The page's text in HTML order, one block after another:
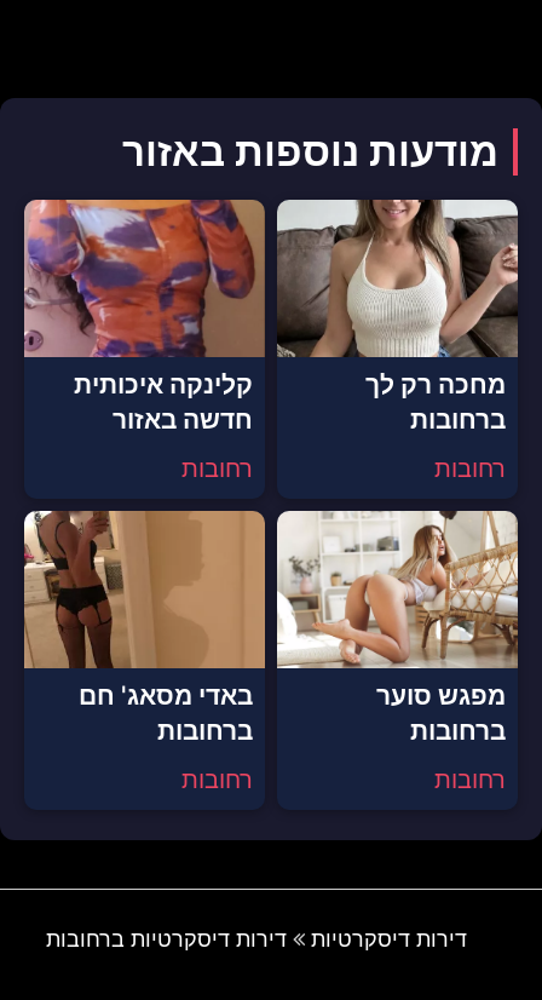
מודעות נוספות באזור
מחכה רק לך
ברחובות
רחובות
קלינקה איכותית
חדשה באזור
רחובות
מפגש סוער
ברחובות
רחובות
באדי מסאג' חם
ברחובות
רחובות
דירות דיסקרטיות דירות דיסקרטיות ברחובות